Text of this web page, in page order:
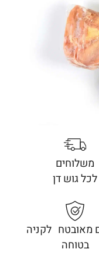
משלוחים
לכל גוש דן
מאובטח לקניה
בטוחה